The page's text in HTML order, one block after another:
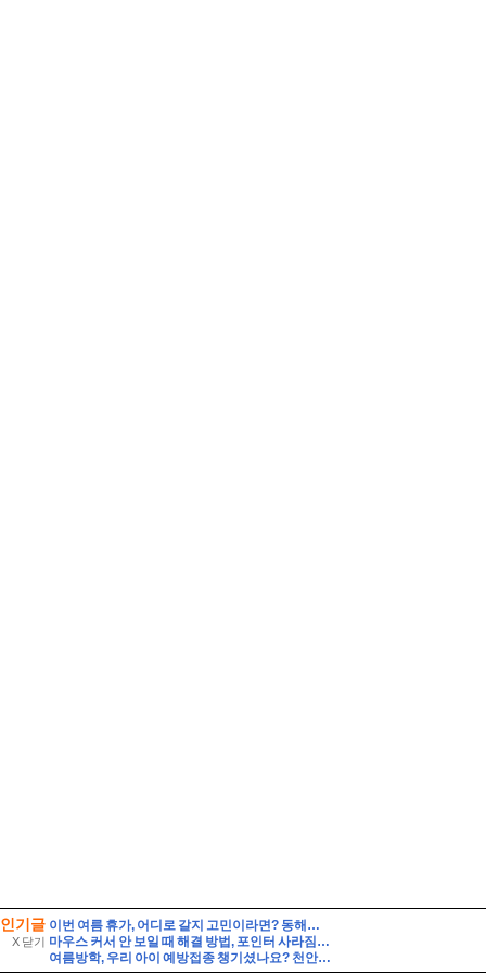
인기글
X 닫기
이번 여름 휴가, 어디로 갈지 고민이라면? 동해안 해수욕장 개폐장 일정 지금 바로 확인해 보세요!
마우스 커서 안 보일 때 해결 방법, 포인터 사라짐 빠르게 복구하기!
여름방학, 우리 아이 예방접종 챙기셨나요? 천안시 무료접종 안내